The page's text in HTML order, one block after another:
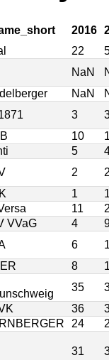
2016
22
NaN
NaN
3
10
5
2
1
11
VVaG 4
6
8
35
36
24
31